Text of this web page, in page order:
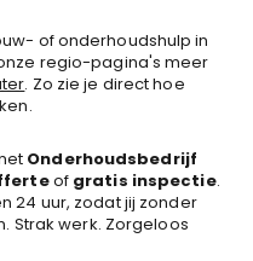
of onderhoudshulp in
regio-pagina's meer
. Zo zie je direct hoe
Onderhoudsbedrijf
of gratis inspectie.
24 uur, zodat jij zonder
Strak werk. Zorgeloos